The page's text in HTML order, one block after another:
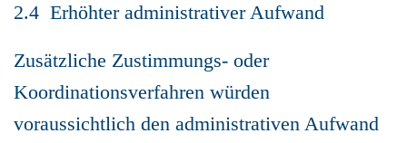
2.4 Erhöhter administrativer Aufwand
Zusätzliche Zustimmungs- oder
Koordinationsverfahren würden
voraussichtlich den administrativen Aufwand